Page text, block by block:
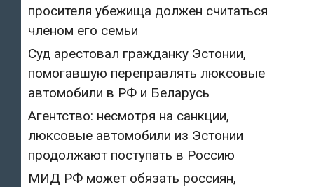
просителя убежища должен считаться
членом его семьи
Суд арестовал гражданку Эстонии,
помогавшую переправлять люксовые
автомобили в РФ и Беларусь
Агентство: несмотря на санкции,
люксовые автомобили из Эстонии
продолжают поступать в Россию
МИД РФ может обязать россиян,